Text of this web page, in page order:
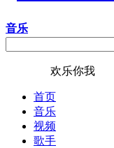
音乐
欢乐你我
首页
音乐
视频
歌手